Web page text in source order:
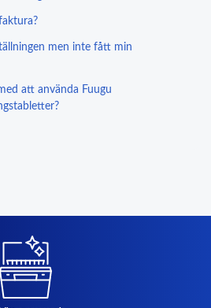
men inte fått min
att använda Fuugu